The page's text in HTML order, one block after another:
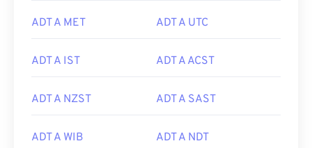
ADT A MET ADT A UTC
ADT A IST ADT A ACST
ADT A NZST ADT A SAST
ADT A WIB ADT A NDT